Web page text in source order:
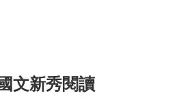
文新秀閱讀